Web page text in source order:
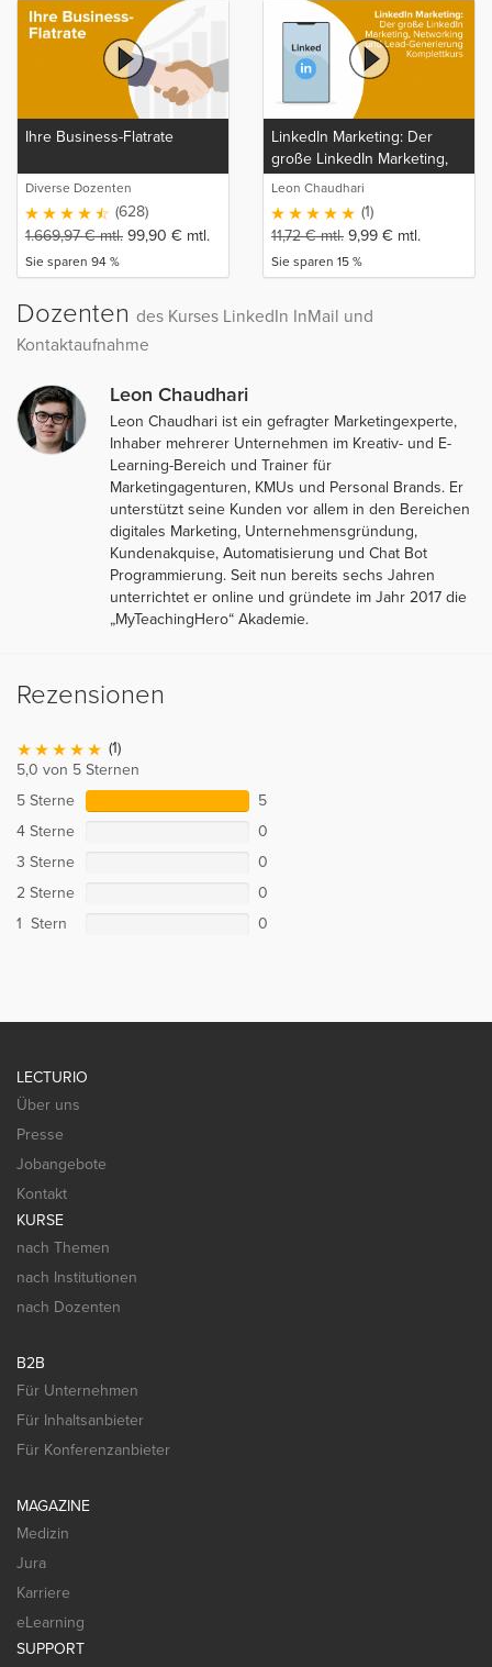
Ihre Business-Flatrate
Diverse Dozenten
(628)
1.669,97€mtl. 99,90 € mtl.
Sie sparen 94 %
LinkedIn Marketing: Der
große LinkedIn Marketing,
Networking und Lead-
Generierung Komplettkurs
Leon Chaudhari
(1)
11,72€mtl. 9,99 € mtl.
Sie sparen 15 %
Dozenten des Kurses LinkedIn InMail und
Kontaktaufnahme
Leon Chaudhari
Leon Chaudhari ist ein gefragter Marketingexperte,
Inhaber mehrerer Unternehmen im Kreativ- und E-
Learning-Bereich und Trainer für
Marketingagenturen, KMUs und Personal Brands. Er
unterstützt seine Kunden vor allem in den Bereichen
digitales Marketing, Unternehmensgründung,
Kundenakquise, Automatisierung und Chat Bot
Programmierung. Seit nun bereits sechs Jahren
unterrichtet er online und gründete im Jahr 2017 die
„MyTeachingHero“ Akademie.
Rezensionen
(1)
5,0 von 5 Sternen
5 Sterne
5
4 Sterne
0
3 Sterne
0
2 Sterne
0
1 Stern
0
LECTURIO
Über uns
Presse
Jobangebote
Kontakt
KURSE
nach Themen
nach Institutionen
nach Dozenten
B2B
Für Unternehmen
Für Inhaltsanbieter
Für Konferenzanbieter
MAGAZINE
Medizin
Jura
Karriere
eLearning
SUPPORT